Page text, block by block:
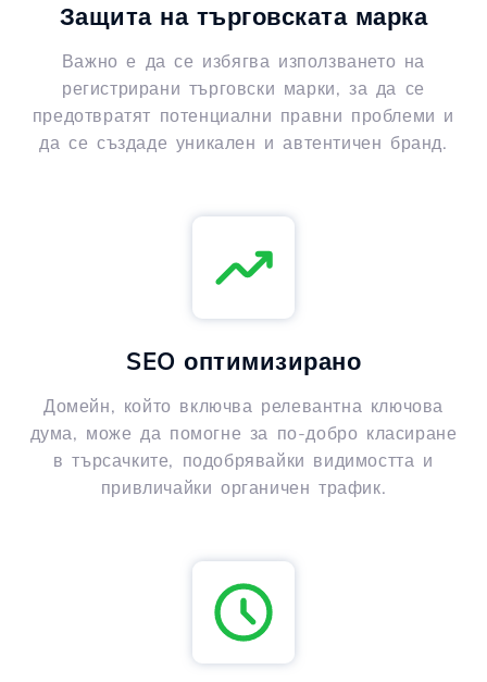
Защита на търговската марка
Важно е да се избягва използването на
регистрирани търговски марки, за да се
предотвратят потенциални правни проблеми и
да се създаде уникален и автентичен бранд.
SEO оптимизирано
Домейн, който включва релевантна ключова
дума, може да помогне за по-добро класиране
в търсачките, подобрявайки видимостта и
привличайки органичен трафик.